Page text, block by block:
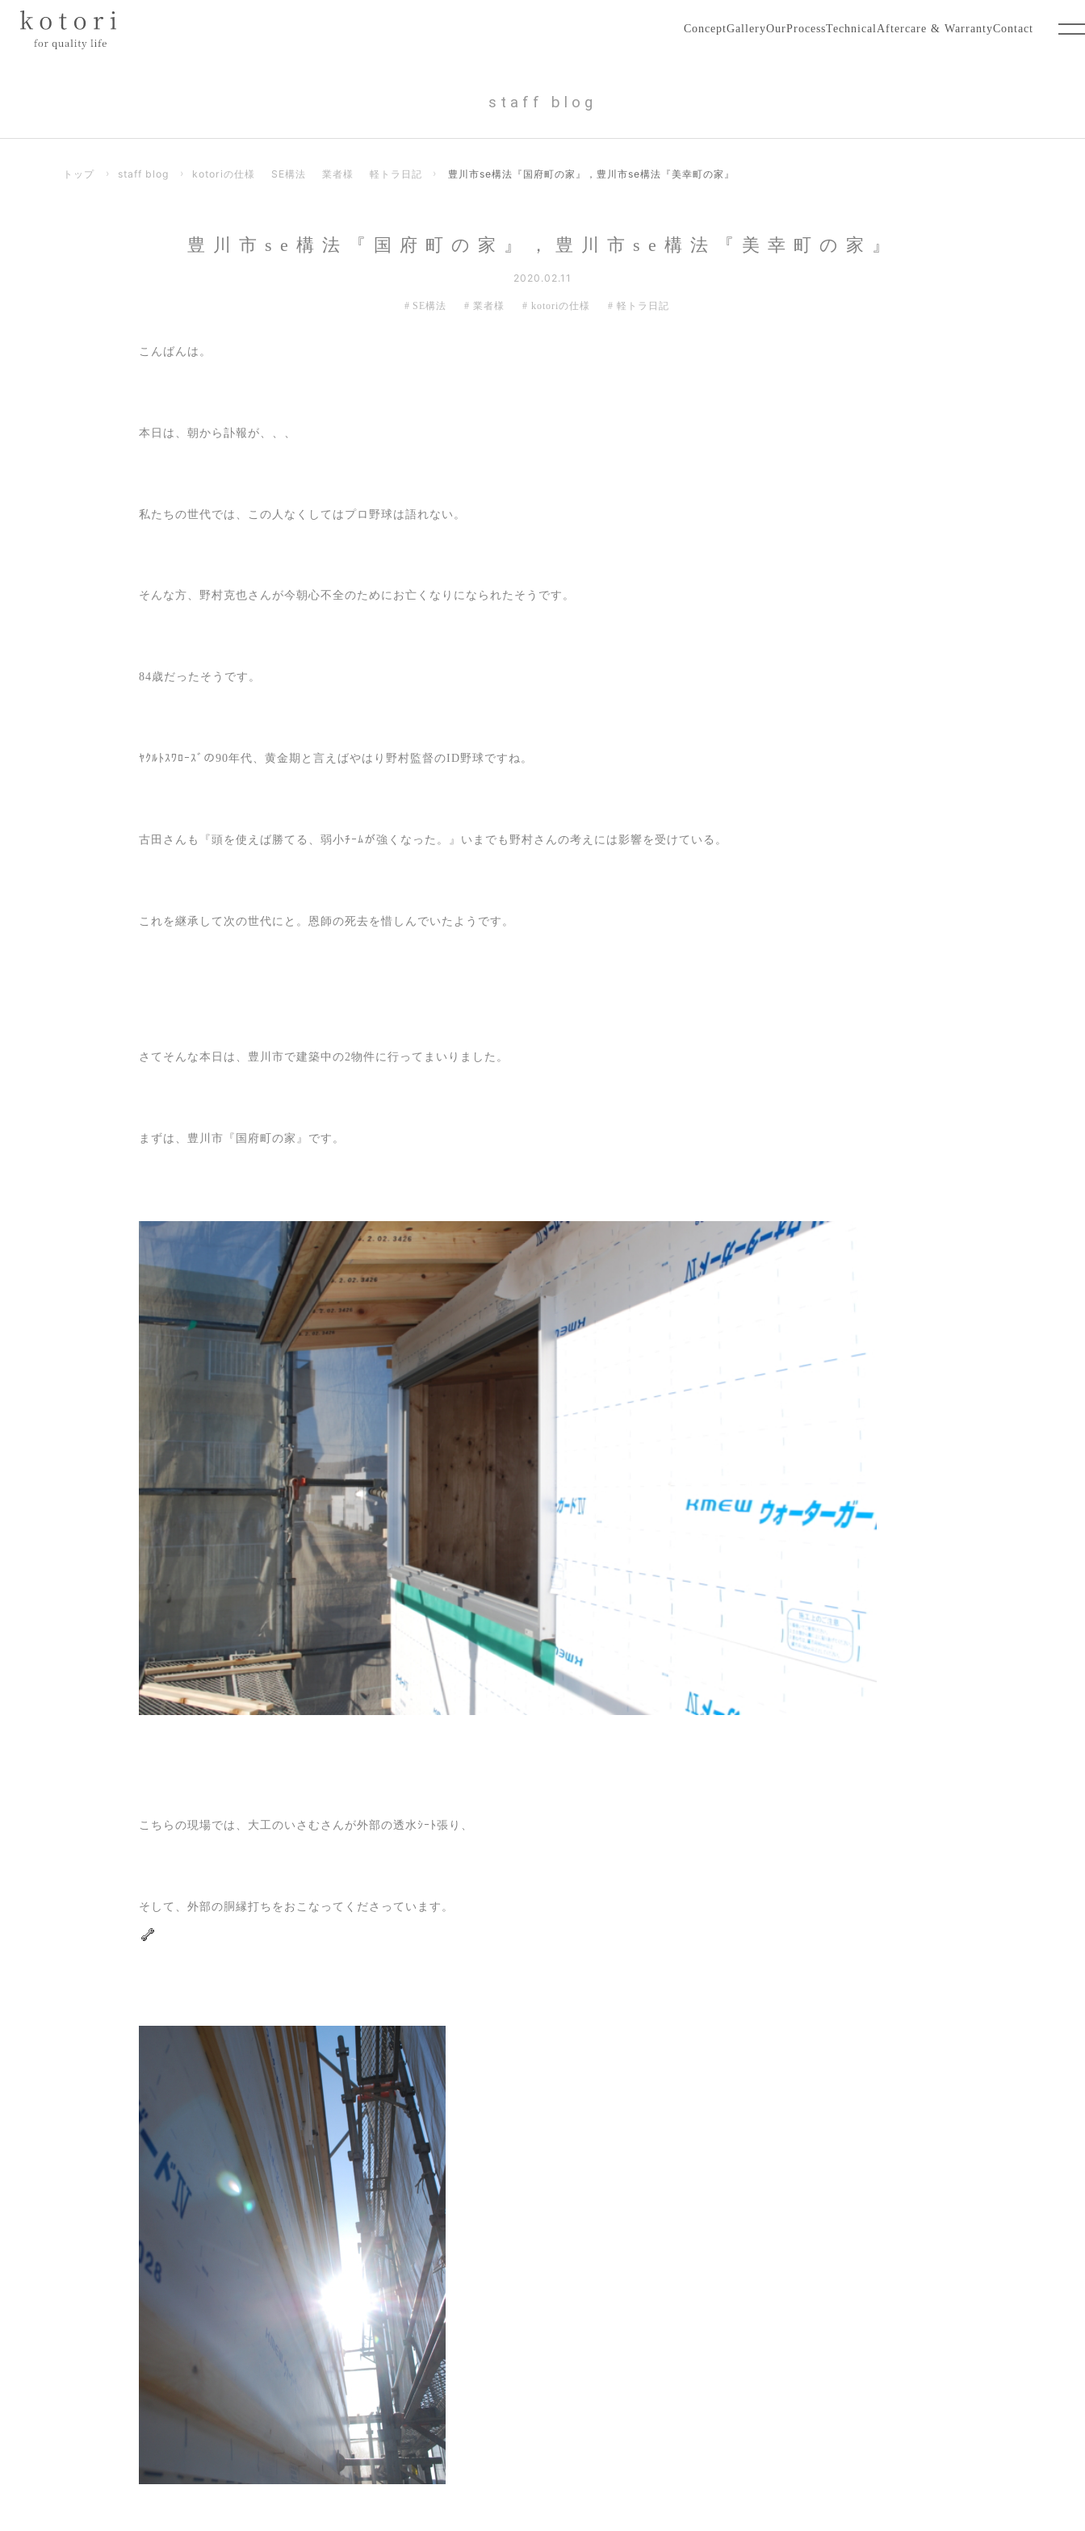
ConceptGalleryOurProcessTechnicalAftercare & WarrantyContact
staff blog
トップ › staff blog › kotoriの仕様 SE構法 業者様 軽トラ日記 › 豊川市se構法『国府町の家』，豊川市se構法『美幸町の家』
豊川市se構法『国府町の家』，豊川市se構法『美幸町の家』
2020.02.11
SE構法 業者様 kotoriの仕様 軽トラ日記
こんばんは。
本日は、朝から訃報が、、、
私たちの世代では、この人なくしてはプロ野球は語れない。
そんな方、野村克也さんが今朝心不全のためにお亡くなりになられたそうです。
84歳だったそうです。
ﾔｸﾙﾄｽﾜﾛｰｽﾞの90年代、黄金期と言えばやはり野村監督のID野球ですね。
古田さんも『頭を使えば勝てる、弱小ﾁｰﾑが強くなった。』いまでも野村さんの考えには影響を受けている。
これを継承して次の世代にと。恩師の死去を惜しんでいたようです。
さてそんな本日は、豊川市で建築中の2物件に行ってまいりました。
まずは、豊川市『国府町の家』です。
こちらの現場では、大工のいさむさんが外部の透水ｼｰﾄ張り、
そして、外部の胴縁打ちをおこなってくださっています。